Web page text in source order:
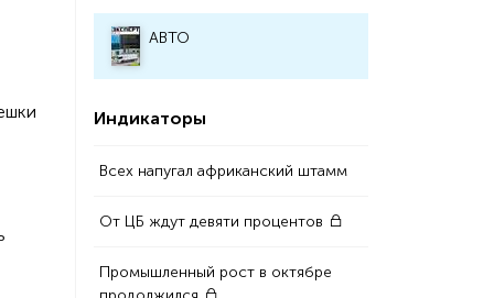
АВТО
Индикаторы
Всех напугал африканский штамм
От ЦБ ждут девяти процентов
Промышленный рост в октябре